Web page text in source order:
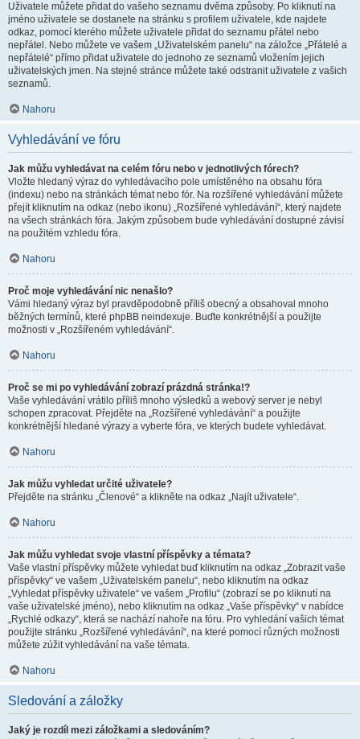
Uživatele můžete přidat do vašeho seznamu dvěma způsoby. Po kliknutí na
jméno uživatele se dostanete na stránku s profilem uživatele, kde najdete
odkaz, pomocí kterého můžete uživatele přidat do seznamu přátel nebo
nepřátel. Nebo můžete ve vašem „Uživatelském panelu“ na záložce „Přátelé a
nepřátelé“ přímo přidat uživatele do jednoho ze seznamů vložením jejich
uživatelských jmen. Na stejné stránce můžete také odstranit uživatele z vašich
seznamů.
Nahoru
Vyhledávání ve fóru
Jak můžu vyhledávat na celém fóru nebo v jednotlivých fórech?
Vložte hledaný výraz do vyhledávacího pole umístěného na obsahu fóra
(indexu) nebo na stránkách témat nebo fór. Na rozšířené vyhledávání můžete
přejít kliknutím na odkaz (nebo ikonu) „Rozšířené vyhledávání“, který najdete
na všech stránkách fóra. Jakým způsobem bude vyhledávání dostupné závisí
na použitém vzhledu fóra.
Nahoru
Proč moje vyhledávání nic nenašlo?
Vámi hledaný výraz byl pravděpodobně příliš obecný a obsahoval mnoho
běžných termínů, které phpBB neindexuje. Buďte konkrétnější a použijte
možnosti v „Rozšířeném vyhledávání“.
Nahoru
Proč se mi po vyhledávání zobrazí prázdná stránka!?
Vaše vyhledávání vrátilo příliš mnoho výsledků a webový server je nebyl
schopen zpracovat. Přejděte na „Rozšířené vyhledávání“ a použijte
konkrétnější hledané výrazy a vyberte fóra, ve kterých budete vyhledávat.
Nahoru
Jak můžu vyhledat určité uživatele?
Přejděte na stránku „Členové“ a klikněte na odkaz „Najít uživatele“.
Nahoru
Jak můžu vyhledat svoje vlastní příspěvky a témata?
Vaše vlastní příspěvky můžete vyhledat buď kliknutím na odkaz „Zobrazit vaše
příspěvky“ ve vašem „Uživatelském panelu“, nebo kliknutím na odkaz
„Vyhledat příspěvky uživatele“ ve vašem „Profilu“ (zobrazí se po kliknutí na
vaše uživatelské jméno), nebo kliknutím na odkaz „Vaše příspěvky“ v nabídce
„Rychlé odkazy“, která se nachází nahoře na fóru. Pro vyhledání vašich témat
použijte stránku „Rozšířené vyhledávání“, na které pomocí různých možnosti
můžete zúžit vyhledávání na vaše témata.
Nahoru
Sledování a záložky
Jaký je rozdíl mezi záložkami a sledováním?